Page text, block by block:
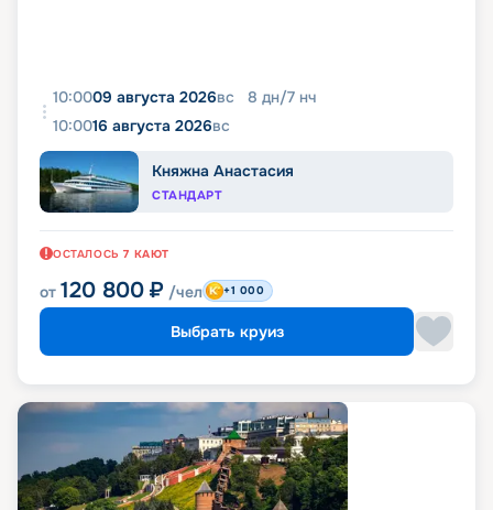
10:0009 августа 2026вс 8 дн/7 нч
10:0016 августа 2026вс
Княжна Анастасия
СТАНДАРТ
ОСТАЛОСЬ 7 КАЮТ
от 120 800 ₽ /чел +1 000
Выбрать круиз